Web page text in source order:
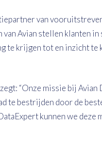
van
Avian stellen klanten
te krijgen tot en inzicht te
zegt: “Onze missie bij
te bestrijden door de
kunnen we deze